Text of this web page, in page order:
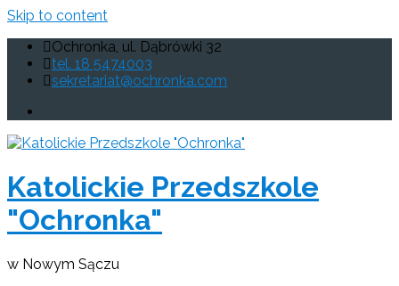
Skip to content
Ochronka, ul. Dąbrówki 32
tel. 18 5474003
sekretariat@ochronka.com
Katolickie Przedszkole
"Ochronka"
w Nowym Sączu